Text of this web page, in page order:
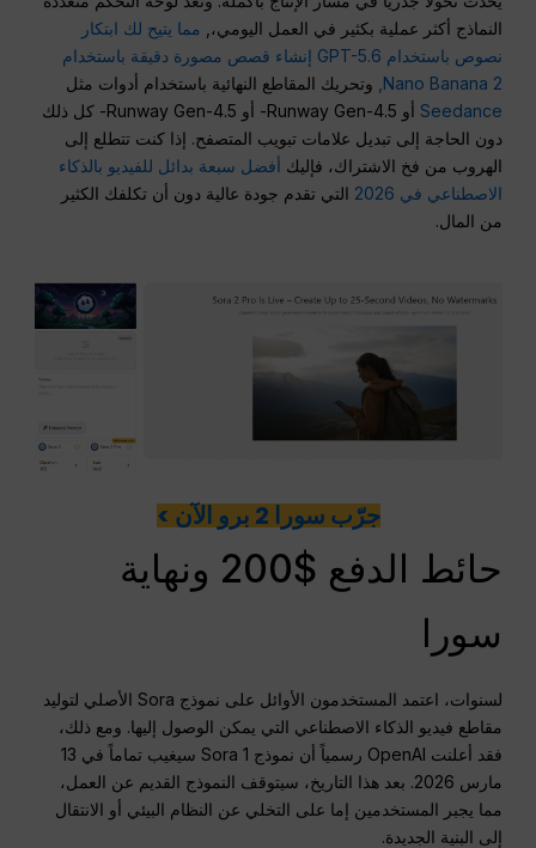
النماذج أكثر عملية بكثير في العمل اليومي،, مما يتيح لك ابتكار
نصوص باستخدام GPT-5.6
إنشاء قصص مصورة دقيقة باستخدام
Nano Banana 2,
وتحريك المقاطع النهائية باستخدام أدوات مثل
Seedance
أو Runway Gen-4.5- أو Runway Gen-4.5- كل ذلك
دون الحاجة إلى تبديل علامات تبويب المتصفح. إذا كنت تتطلع إلى
الهروب من فخ الاشتراك، فإليك أفضل سبعة بدائل للفيديو بالذكاء
الاصطناعي في 2026
التي تقدم جودة عالية دون أن تكلفك الكثير
من المال.
جرّب سورا 2 برو الآن >
حائط الدفع $200 ونهاية
سورا
لسنوات، اعتمد المستخدمون الأوائل على نموذج Sora الأصلي لتوليد
مقاطع فيديو الذكاء الاصطناعي التي يمكن الوصول إليها. ومع ذلك،
فقد أعلنت OpenAI رسمياً أن نموذج Sora 1 سيغيب تماماً في 13
مارس 2026. بعد هذا التاريخ، سيتوقف النموذج القديم عن العمل،
مما يجبر المستخدمين إما على التخلي عن النظام البيئي أو الانتقال
إلى البنية الجديدة.